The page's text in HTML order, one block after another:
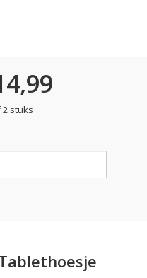
2 stuks